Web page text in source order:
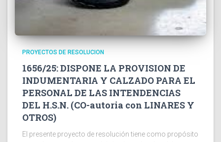
PROYECTOS DE RESOLUCION
1656/25: DISPONE LA PROVISION DE
INDUMENTARIA Y CALZADO PARA EL
PERSONAL DE LAS INTENDENCIAS
DEL H.S.N. (CO-autoria con LINARES Y
OTROS)
El presente proyecto de resolución tiene como propósito